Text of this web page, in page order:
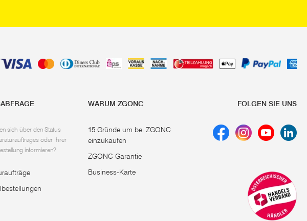
sich über den Status
oder Ihrer
informieren?
WARUM ZGONC
15 Gründe um bei ZGONC
einzukaufen
ZGONC Garantie
Business-Karte
FOLGEN SIE UNS